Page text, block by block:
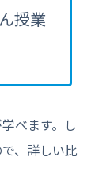
授業
べます。し
、詳しい比